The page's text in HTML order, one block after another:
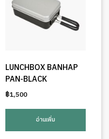
LUNCHBOX BANHAP
PAN-BLACK
฿1,500
อ่านเพิ่ม